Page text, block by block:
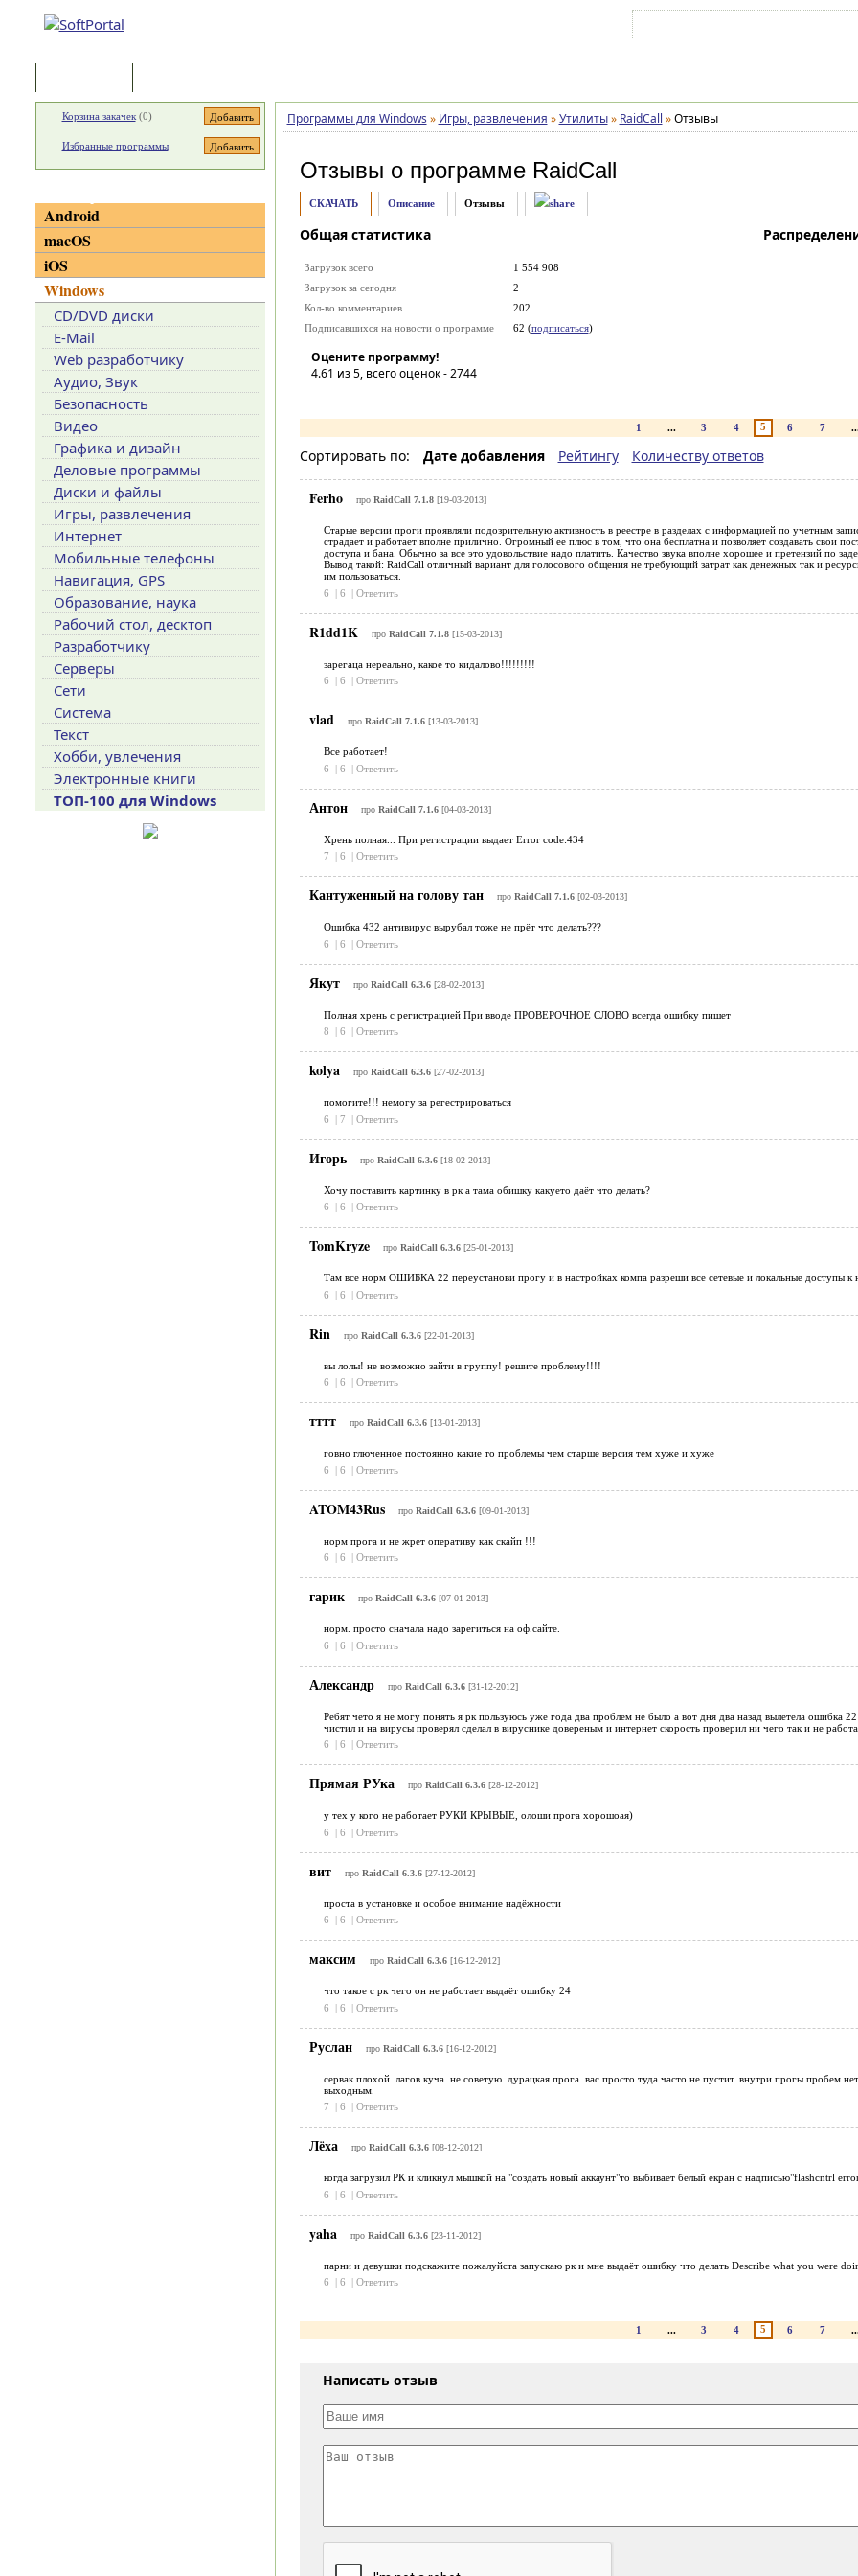
Программы для Windows » Игры, развлечения » Утилиты » RaidCall » Отзывы
Отзывы о программе RaidCall
СКАЧАТЬ Описание Отзывы
Общая статистика
Загрузок всего
1 554 908
Загрузок за сегодня
2
Кол-во комментариев
202
Подписавшихся на новости о программе
62 (подписаться)
Оцените программу!
4.61 из 5, всего оценок -2744
1 ... 3 4 5 6 7
Сортировать по: Дате добавления Рейтингу Количеству ответов
Ferho про RaidCall 7.1.8[19-03-2013]
Старые версии проги проявляли подозрительную активность в реестре в разделах с информацией по учетным
страдает и работает вполне прилично. Огромный ее плюс в том, что она бесплатна и позволяет создавать свои
доступа и бана. Обычно за все это удовольствие надо платить. Качество звука вполне хорошее и претензий по
Вывод такой: RaidCall отличный вариант для голосового общения не требующий затрат как денежных так и
им пользоваться.
6
| 6 | Ответить
R1dd1K про RaidCall 7.1.8[15-03-2013]
зарегаца нереально, какое то кидалово!!!!!!!!!
6
| 6 | Ответить
vlad про RaidCall 7.1.6[13-03-2013]
Все работает!
6
| 6 | Ответить
Антон про RaidCall 7.1.6[04-03-2013]
Хрень полная... При регистрации выдает Error code:434
7
| 6 | Ответить
Кантуженный на голову тан про RaidCall 7.1.6[02-03-2013]
Ошибка 432 антивирус вырубал тоже не прёт что делать???
6
| 6 | Ответить
Якут про RaidCall 6.3.6[28-02-2013]
Полная хрень с регистрацией При вводе ПРОВЕРОЧНОЕ СЛОВО всегда ошибку пишет
8
| 6 | Ответить
kolya про RaidCall 6.3.6[27-02-2013]
помогите!!! немогу за регестрироваться
6
| 7 | Ответить
Игорь про RaidCall 6.3.6[18-02-2013]
Хочу поставить картинку в рк а тама обишку какуето даёт что делать?
6
| 6 | Ответить
TomKryze про RaidCall 6.3.6[25-01-2013]
Там все норм ОШИБКА 22 переустанови прогу и в настройках компа разреши все сетевые и локальные доступы к
6
| 6 | Ответить
Rin про RaidCall 6.3.6[22-01-2013]
вы лолы! не возможно зайти в группу! решите проблему!!!!
6
| 6 | Ответить
тттт про RaidCall 6.3.6[13-01-2013]
говно глюченное постоянно какие то проблемы чем старше версия тем хуже и хуже
6
| 6 | Ответить
ATOM43Rus про RaidCall 6.3.6[09-01-2013]
норм прога и не жрет оперативу как скайп !!!
6
| 6 | Ответить
гарик про RaidCall 6.3.6[07-01-2013]
норм. просто сначала надо зарегиться на оф.сайте.
6
| 6 | Ответить
Александр про RaidCall 6.3.6[31-12-2012]
Ребят чето я не могу понять я рк пользуюсь уже года два проблем не было а вот дня два назад вылетела ошибка
чистил и на вирусы проверял сделал в вируснике довереным и интернет скорость проверил ни чего так и не
6
| 6 | Ответить
Прямая РУка про RaidCall 6.3.6[28-12-2012]
у тех у кого не работает РУКИ КРЫВЫЕ, олоши прога хорошоая)
6
| 6 | Ответить
вит про RaidCall 6.3.6[27-12-2012]
проста в установке и особое внимание надёжности
6
| 6 | Ответить
максим про RaidCall 6.3.6[16-12-2012]
что такое с рк чего он не работает выдаёт ошибку 24
6
| 6 | Ответить
Руслан про RaidCall 6.3.6[16-12-2012]
сервак плохой. лагов куча. не советую. дурацкая прога. вас просто туда часто не пустит. внутри прогы пробем
выходным.
7
| 6 | Ответить
Лёха про RaidCall 6.3.6[08-12-2012]
когда загрузил РК и кликнул мышкой на "создать новый аккаунт"то выбивает белый екран с надписью"flashcntrl
6
| 6 | Ответить
yaha про RaidCall 6.3.6[23-11-2012]
парни и девушки подскажите пожалуйста запускаю рк и мне выдаёт ошибку что делать Describe what you were
6
| 6 | Ответить
1 ... 3 4 5 6 7
Написать отзыв
Корзина закачек(0)
Избранные программы
Android
macOS
iOS
Windows
CD/DVD диски
E-Mail
Web разработчику
Аудио, Звук
Безопасность
Видео
Графика и дизайн
Деловые программы
Диски и файлы
Игры, развлечения
Интернет
Мобильные телефоны
Навигация, GPS
Образование, наука
Рабочий стол, десктоп
Разработчику
Серверы
Сети
Система
Текст
Хобби, увлечения
Электронные книги
ТОП-100 для Windows